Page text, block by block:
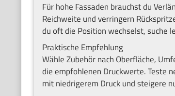
Für hohe Fassaden brauchst du
Reichweite und verringern
du oft die Position wechselst, suche
Praktische Empfehlung
Wähle Zubehör nach Oberfläche,
die empfohlenen Druckwerte. Teste
mit niedrigerem Druck und steigere